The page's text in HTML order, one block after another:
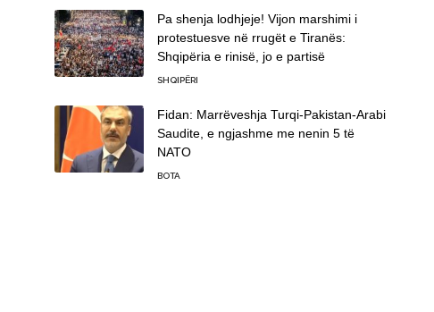
Pa shenja lodhjeje! Vijon marshimi i
protestuesve në rrugët e Tiranës:
Shqipëria e rinisë, jo e partisë
SHQIPËRI
Fidan: Marrëveshja Turqi-Pakistan-Arabi
Saudite, e ngjashme me nenin 5 të
NATO
BOTA